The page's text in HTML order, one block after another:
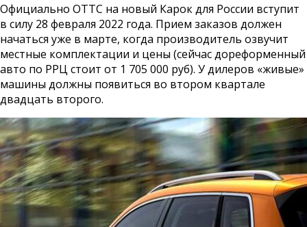
Официально ОТТС на новый Карок для России вступит
в силу 28 февраля 2022 года. Прием заказов должен
начаться уже в марте, когда производитель озвучит
местные комплектации и цены (сейчас дореформенный
авто по РРЦ стоит от 1 705 000 руб). У дилеров «живые»
машины должны появиться во втором квартале
двадцать второго.